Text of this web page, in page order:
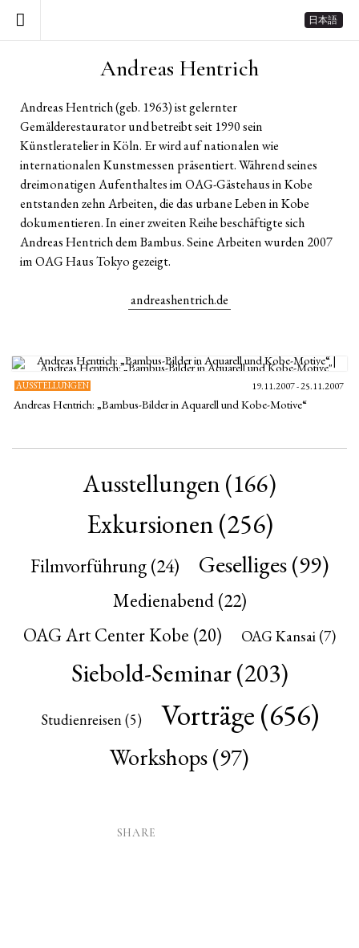
日本語
Andreas Hentrich
Andreas Hentrich (geb. 1963) ist gelernter
Gemälderestaurator und betreibt seit 1990 sein
Künstleratelier in Köln. Er wird auf nationalen wie
internationalen Kunstmessen präsentiert. Während seines
dreimonatigen Aufenthaltes im OAG-Gästehaus in Kobe
entstanden zehn Arbeiten, die das urbane Leben in Kobe
dokumentieren. In einer zweiten Reihe beschäftigte sich
Andreas Hentrich dem Bambus. Seine Arbeiten wurden 2007
im OAG Haus Tokyo gezeigt.
andreashentrich.de
AUSSTELLUNGEN 19.11.2007 - 25.11.2007
Andreas Hentrich: „Bambus-Bilder in Aquarell und Kobe-Motive“
Ausstellungen (166)
Exkursionen(256)
Filmvorführung(24) Geselliges(99)
Medienabend(22)
OAG Art Center Kobe (20) OAG Kansai (7)
Siebold-Seminar(203)
Studienreisen(5) Vorträge(656)
Workshops(97)
SHARE